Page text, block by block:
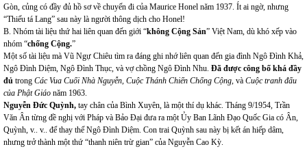
Gòn, củng có đầy đủ hồ sơ về chuyến đi của Maurice Honel năm 1937. Ít ai ngờ, nhưng
“Thiếu tá Lang” sau này là người thông dịch cho Honel!
B. Nhóm tài liệu thứ hai liên quan đến giới “không Cộng Sản” Việt Nam, dù khó xếp vào
nhóm “chống Cộng.”
Một số tài liệu mà Vũ Ngự Chiêu tìm ra đáng ghi nhớ liên quan đến gia đình Ngô Đình Khả,
Ngô Đình Diệm, Ngô Đình Thục, và vợ chồng Ngô Đình Nhu. Đã được công bố khá đầy
đủ trong Các Vua Cuối Nhà Nguyễn, Cuộc Thánh Chiến Chống Cộng, và Cuộc tranh đấu
của Phật Giáo năm 1963.
Nguyễn Đức Quỳnh, tay chân của Bình Xuyên, là một thí dụ khác. Tháng 9/1954, Trần
Văn Ân từng đề nghị với Pháp và Bảo Đại đưa ra một Ủy Ban Lãnh Đạo Quốc Gia có Ân,
Quỳnh, v.. v.. để thay thế Ngô Đình Diệm. Con trai Quỳnh sau này bị kết án hiếp dâm,
nhưng trở thành một thứ “thanh niên trừ gian” của Nguyễn Cao Kỳ.